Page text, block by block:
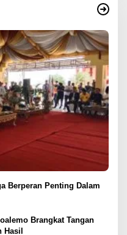
Berperan Penting Dalam
Brangkat Tangan
Hasil